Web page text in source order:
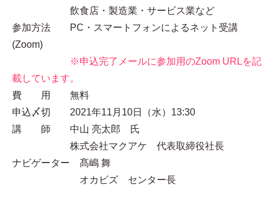
飲食店・製造業・サービス業など
参加方法 PC・スマートフォンによるネット受講
(Zoom)
※申込完了メールに参加用のZoom URLを記
載しています。
費 用 無料
申込〆切 2021年11月10日（水）13:30
講 師 中山 亮太郎 氏
株式会社マクアケ 代表取締役社長
ナビゲーター 髙嶋 舞
オカビズ センター長